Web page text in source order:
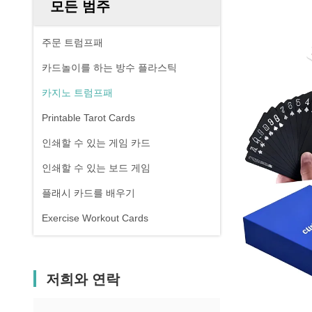
모든 범주
주문 트럼프패
카드놀이를 하는 방수 플라스틱
카지노 트럼프패
Printable Tarot Cards
인쇄할 수 있는 게임 카드
인쇄할 수 있는 보드 게임
플래시 카드를 배우기
Exercise Workout Cards
저희와 연락